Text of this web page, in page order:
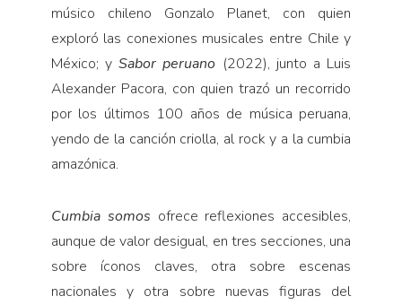
músico chileno Gonzalo Planet, con quien
exploró las conexiones musicales entre Chile y
México; ySabor peruano (2022), junto a Luis
Alexander Pacora, con quien trazó un recorrido
por los últimos 100 años de música peruana,
yendo de la canción criolla, al rock y a la cumbia
amazónica.
Cumbia somos ofrece reflexiones accesibles,
aunque de valor desigual, en tres secciones, una
sobre íconos claves, otra sobre escenas
nacionales y otra sobre nuevas figuras del